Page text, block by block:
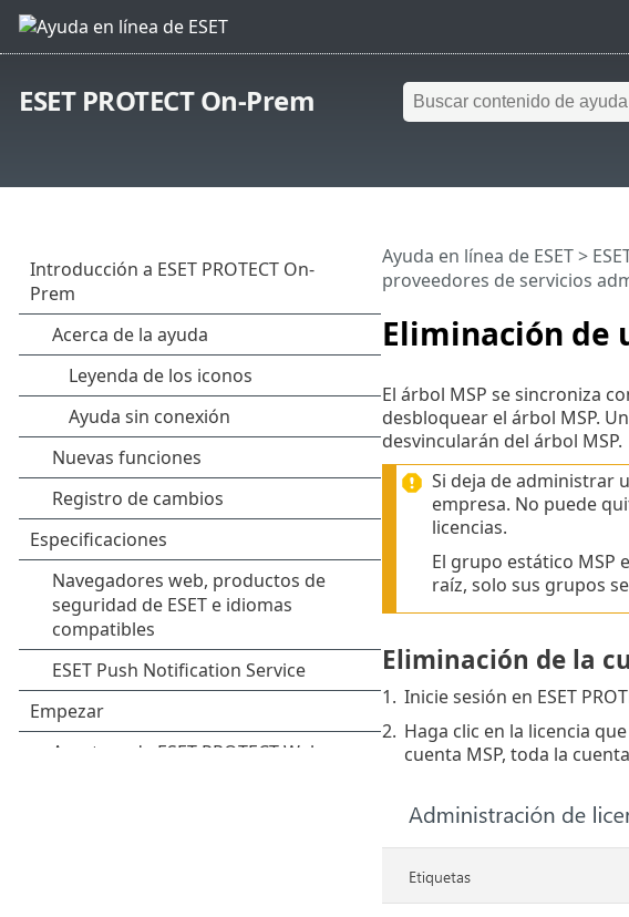
ESET PROTECT On-Prem
Eliminación de
Ayuda en línea de ESET>
proveedores de servicios
El árbol MSP se sincroniza
desbloquear el árbol MSP.
desvincularán del árbol MSP.
Si deja de administrar
empresa. No puede
licencias.
El grupo estático MSP
raíz, solo sus grupos
Eliminación de la
1. Inicie sesión en ESET
2. Haga clic en la licencia
cuenta MSP, toda la